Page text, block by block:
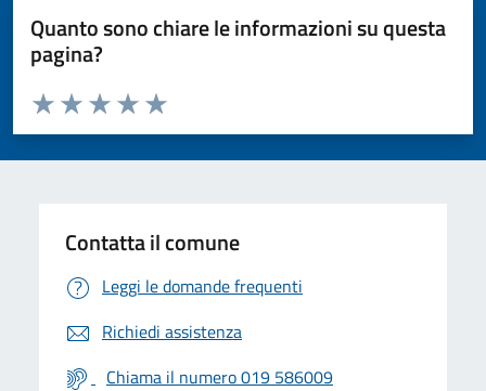
Quanto sono chiare le informazioni su questa
pagina?
Valuta da 1 a 5 stelle la pagina
Valuta 5 stelle su 5
Valuta 4 stelle su 5
Valuta 3 stelle su 5
Valuta 2 stelle su 5
Valuta 1 stelle su 5
Contatta il comune
Leggi le domande frequenti
Richiedi assistenza
Chiama il numero 019 586009